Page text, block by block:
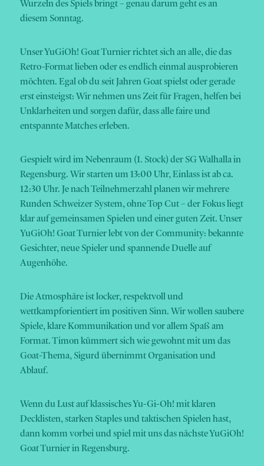
Wurzeln des Spiels bringt – genau darum geht es an
diesem Sonntag.
Unser YuGiOh! Goat Turnier richtet sich an alle, die das
Retro-Format lieben oder es endlich einmal ausprobieren
möchten. Egal ob du seit Jahren Goat spielst oder gerade
erst einsteigst: Wir nehmen uns Zeit für Fragen, helfen bei
Unklarheiten und sorgen dafür, dass alle faire und
entspannte Matches erleben.
Gespielt wird im Nebenraum (1. Stock) der SG Walhalla in
Regensburg. Wir starten um 13:00 Uhr, Einlass ist ab ca.
12:30 Uhr. Je nach Teilnehmerzahl planen wir mehrere
Runden Schweizer System, ohne Top Cut – der Fokus liegt
klar auf gemeinsamen Spielen und einer guten Zeit. Unser
YuGiOh! Goat Turnier lebt von der Community: bekannte
Gesichter, neue Spieler und spannende Duelle auf
Augenhöhe.
Die Atmosphäre ist locker, respektvoll und
wettkampforientiert im positiven Sinn. Wir wollen saubere
Spiele, klare Kommunikation und vor allem Spaß am
Format. Timon kümmert sich wie gewohnt mit um das
Goat-Thema, Sigurd übernimmt Organisation und
Ablauf.
Wenn du Lust auf klassisches Yu-Gi-Oh! mit klaren
Decklisten, starken Staples und taktischen Spielen hast,
dann komm vorbei und spiel mit uns das nächste YuGiOh!
Goat Turnier in Regensburg.